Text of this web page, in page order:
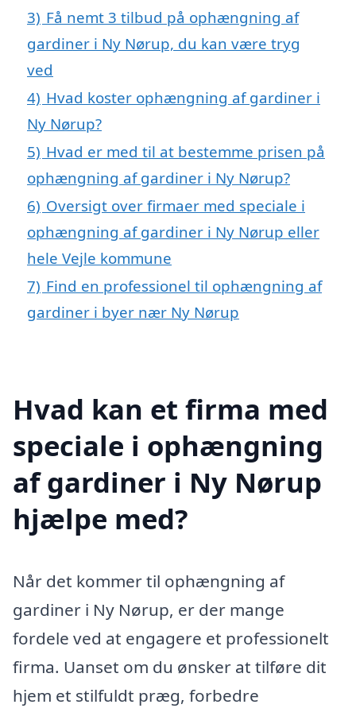
3) Få nemt 3 tilbud på ophængning af
gardiner i Ny Nørup, du kan være tryg
ved
4) Hvad koster ophængning af gardiner i
Ny Nørup?
5) Hvad er med til at bestemme prisen på
ophængning af gardiner i Ny Nørup?
6) Oversigt over firmaer med speciale i
ophængning af gardiner i Ny Nørup eller
hele Vejle kommune
7) Find en professionel til ophængning af
gardiner i byer nær Ny Nørup
Hvad kan et firma med
speciale i ophængning
af gardiner i Ny Nørup
hjælpe med?
Når det kommer til ophængning af
gardiner i Ny Nørup, er der mange
fordele ved at engagere et professionelt
firma. Uanset om du ønsker at tilføre dit
hjem et stilfuldt præg, forbedre